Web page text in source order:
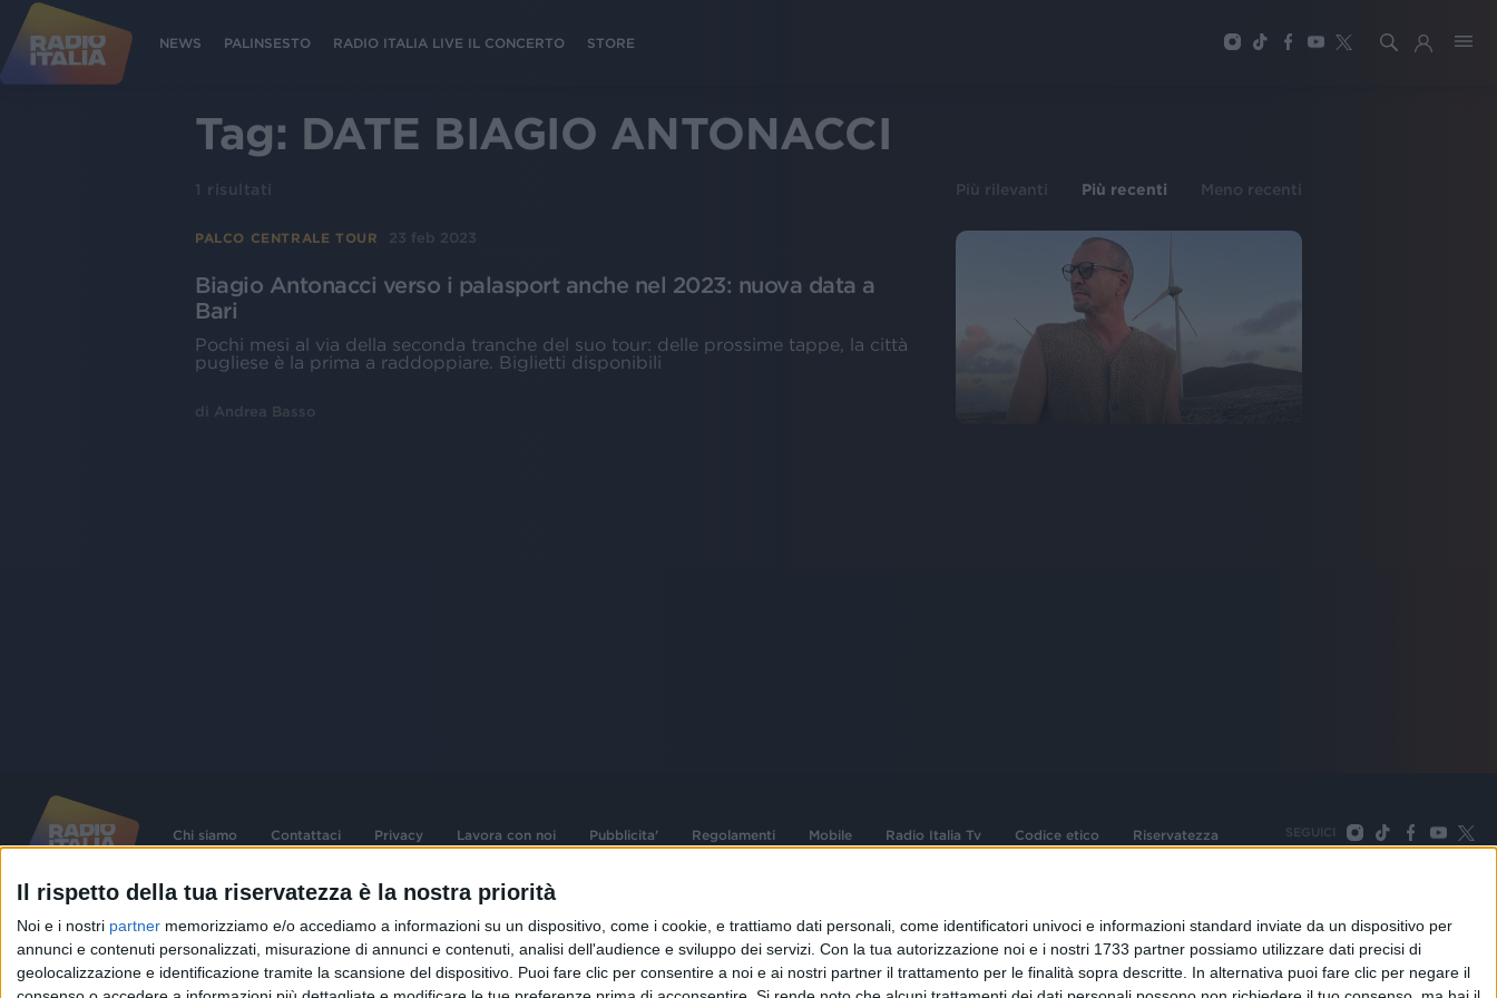
Il rispetto della tua riservatezza è la nostra priorità
Noi e i nostri partner memorizziamo e/o accediamo a informazioni su un dispositivo, come i cookie, e trattiamo dati personali, come identificatori univoci e informazioni standard inviate da un dispositivo per
annunci e contenuti personalizzati, misurazione di annunci e contenuti, analisi dell'audience e sviluppo dei servizi. Con la tua autorizzazione noi e i nostri 1733 partner possiamo utilizzare dati precisi di
geolocalizzazione e identificazione tramite la scansione del dispositivo. Puoi fare clic per consentire a noi e ai nostri partner il trattamento per le finalità sopra descritte. In alternativa puoi fare clic per negare il
NEWS PALINSESTO RADIO ITALIA LIVE IL CONCERTO STORE
Tag: DATE BIAGIO ANTONACCI
1 risultati Più rilevanti Più recenti Meno recenti
PALCO CENTRALE TOUR 23 feb 2023
Biagio Antonacci verso i palasport anche nel 2023: nuova data a
Bari
Pochi mesi al via della seconda tranche del suo tour: delle prossime tappe, la città
pugliese è la prima a raddoppiare. Biglietti disponibili
di Andrea Basso
Chi siamo Contattaci Privacy Lavora con noi Pubblicita' Regolamenti Mobile Radio Italia Tv Codice etico Riservatezza SEGUICI
©2026RADIO ITALIA S.p.A. P.IVA 06832230152 | Tutti i diritti riservati. Per le opere dell'ingegno
contenute nel sito sono stati assolti gli obblighi derivanti dalla normativa dei diritti d'autore e dei diritti
connessi.
Capitale Sociale € 580.000,00 interamente versato. Iscr. Reg. Imprese Milano - C.F. e n° iscrizione
Sede Amministrativa: Viale Europa 49, 20093 Cologno Monzese (Mi) |Tel. +39 02 254441 | Fax +39
02 25444220
Sede Legale: Via Savona 97, 20144 Milano
TORNA SU